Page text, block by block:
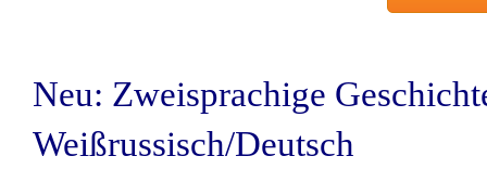
Neu: Zweisprachige
Weißrussisch/Deutsch